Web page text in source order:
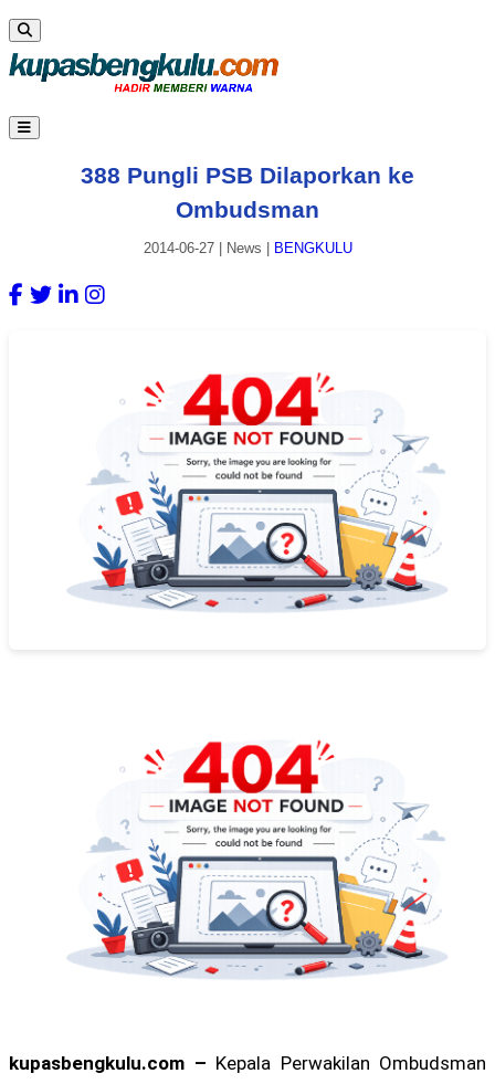
388 Pungli PSB Dilaporkan ke
Ombudsman
2014-06-27| News BENGKULU
kupasbengkulu.com – Kepala Perwakilan Ombudsman